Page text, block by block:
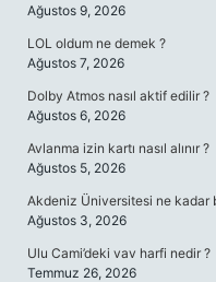
Ağustos 9, 2026
LOL oldum ne demek ?
Ağustos 7, 2026
Dolby Atmos nasıl aktif edilir ?
Ağustos 6, 2026
Avlanma izin kartı nasıl alınır ?
Ağustos 5, 2026
Akdeniz Üniversitesi ne kadar
Ağustos 3, 2026
Ulu Cami’deki vav harfi nedir ?
Temmuz 26, 2026